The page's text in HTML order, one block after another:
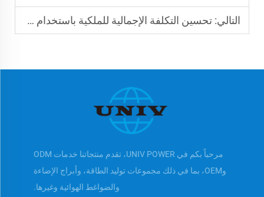
التالي: تحسين التكلفة الإجمالية للملكية باستخدام مولدات الحاويات المبردة
مرحباً بكم في UNIV POWER، تقدم منتجاتنا خدمات ODM
وOEM، بما في ذلك مجموعات توليد الطاقة، وأبراج الإضاءة
والضواغط الهوائية وغيرها.